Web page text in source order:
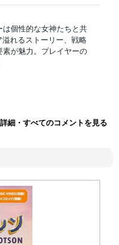
個性的な女神たちと共
れるストーリー、戦略
が魅力。プレイヤーの
細・すべてのコメントを見る